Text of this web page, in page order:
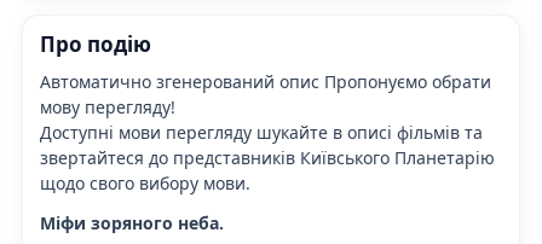
Про подію
Автоматично згенерований опис Пропонуємо обрати
мову перегляду!
Доступні мови перегляду шукайте в описі фільмів та
звертайтеся до представників Київського Планетарію
щодо свого вибору мови.
Міфи зоряного неба.